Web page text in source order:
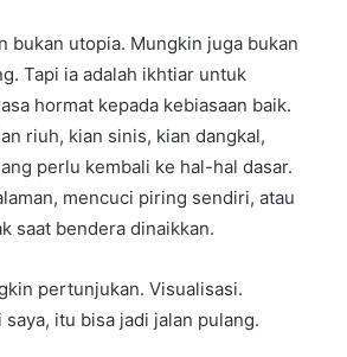
bukan utopia. Mungkin juga bukan
Tapi ia adalah ikhtiar untuk
hormat kepada kebiasaan baik.
riuh, kian sinis, kian dangkal,
perlu kembali ke hal-hal dasar.
mencuci piring sendiri, atau
saat bendera dinaikkan.
pertunjukan. Visualisasi.
itu bisa jadi jalan pulang.